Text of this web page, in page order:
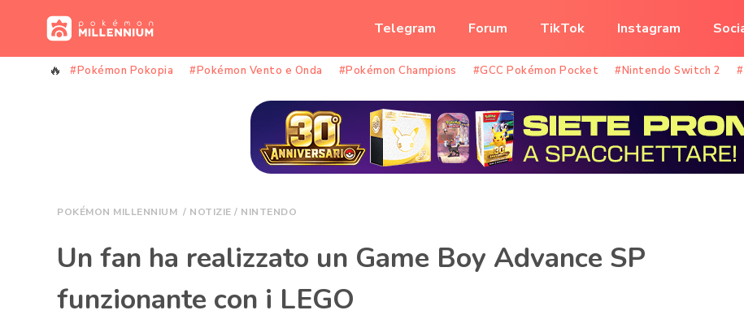
Telegram Forum TikTok Instagram
#Pokémon Pokopia #Pokémon Vento e Onda #Pokémon Champions #GCC Pokémon Pocket #Nintendo Switch 2
POKÉMON MILLENNIUM / NOTIZIE / NINTENDO
Un fan ha realizzato un Game Boy Advance SP
funzionante con i LEGO